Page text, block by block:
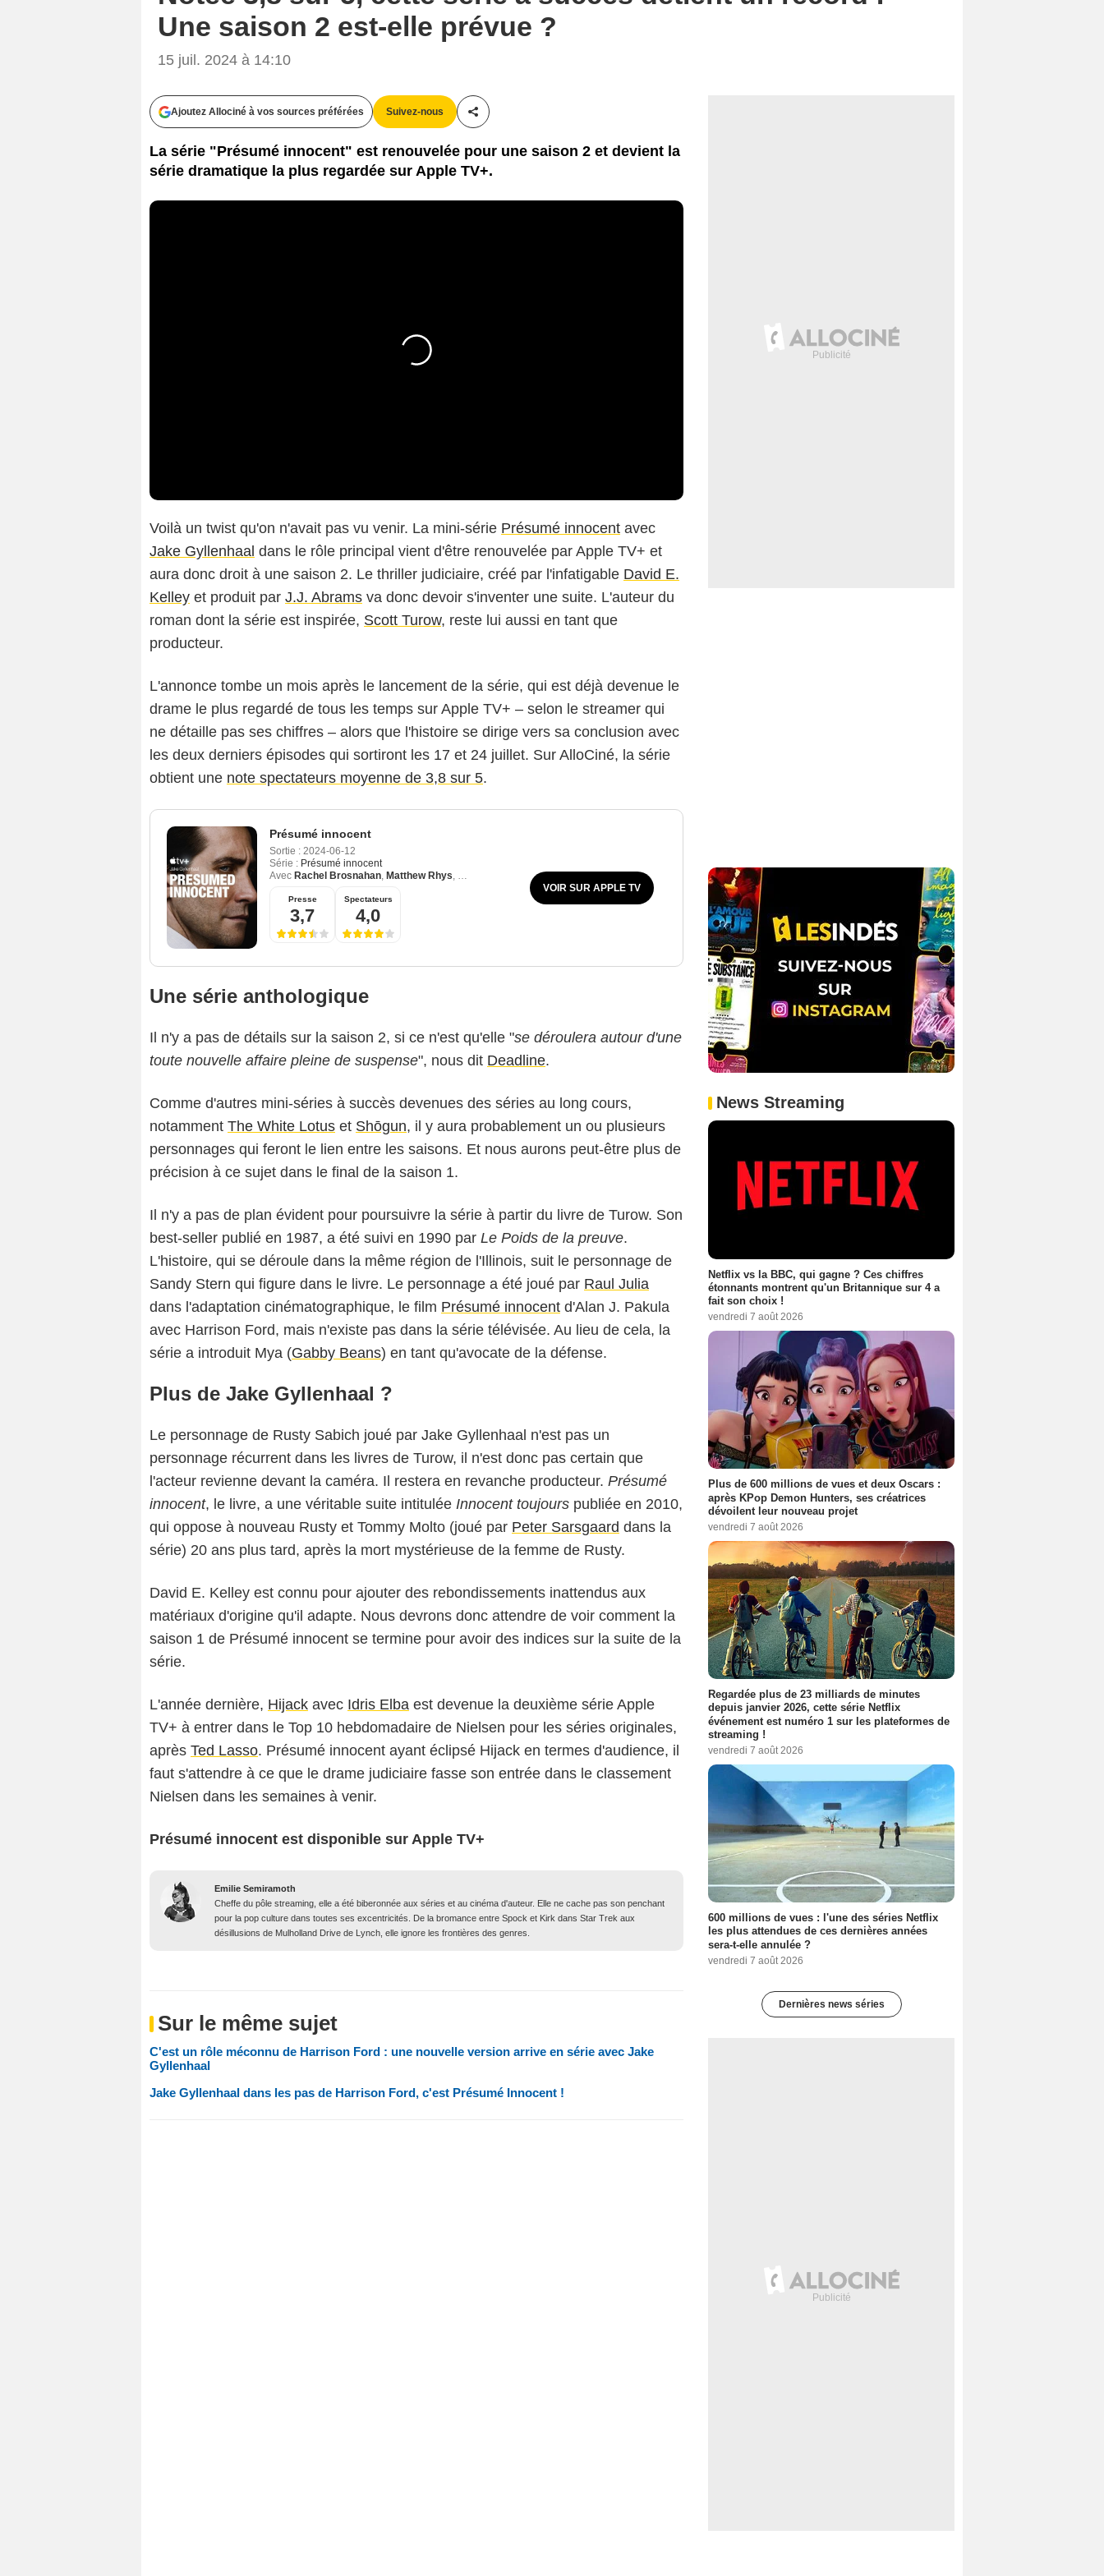
Une saison 2 est-elle prévue ?
15 juil. 2024 à 14:10
Ajoutez Allociné à vos sources préférées Suivez-nous
Partager cet article
La série "Présumé innocent" est renouvelée pour une saison 2 et devient la
série dramatique la plus regardée sur Apple TV+.
Voilà un twist qu'on n'avait pas vu venir. La mini-série Présumé innocent avec
Jake Gyllenhaal dans le rôle principal vient d'être renouvelée par Apple TV+ et
aura donc droit à une saison 2. Le thriller judiciaire, créé par l'infatigable David E.
Kelley et produit par J.J. Abrams va donc devoir s'inventer une suite. L'auteur du
roman dont la série est inspirée, Scott Turow, reste lui aussi en tant que
producteur.
L'annonce tombe un mois après le lancement de la série, qui est déjà devenue le
drame le plus regardé de tous les temps sur Apple TV+ – selon le streamer qui
ne détaille pas ses chiffres – alors que l'histoire se dirige vers sa conclusion avec
les deux derniers épisodes qui sortiront les 17 et 24 juillet. Sur AlloCiné, la série
obtient une note spectateurs moyenne de 3,8 sur 5.
Présumé innocent
Sortie : 2024-06-12
Série : Présumé innocent
Avec Rachel Brosnahan, Matthew Rhys, Jack Reynor
Presse
3,7
Spectateurs
4,0
VOIR SUR APPLE TV
Une série anthologique
Il n'y a pas de détails sur la saison 2, si ce n'est qu'elle "se déroulera autour d'une
toute nouvelle affaire pleine de suspense", nous dit Deadline.
Comme d'autres mini-séries à succès devenues des séries au long cours,
notamment The White Lotus et Shōgun, il y aura probablement un ou plusieurs
personnages qui feront le lien entre les saisons. Et nous aurons peut-être plus de
précision à ce sujet dans le final de la saison 1.
Il n'y a pas de plan évident pour poursuivre la série à partir du livre de Turow. Son
best-seller publié en 1987, a été suivi en 1990 par Le Poids de la preuve.
L'histoire, qui se déroule dans la même région de l'Illinois, suit le personnage de
Sandy Stern qui figure dans le livre. Le personnage a été joué par Raul Julia
dans l'adaptation cinématographique, le film Présumé innocent d'Alan J. Pakula
avec Harrison Ford, mais n'existe pas dans la série télévisée. Au lieu de cela, la
série a introduit Mya (Gabby Beans) en tant qu'avocate de la défense.
Plus de Jake Gyllenhaal ?
Le personnage de Rusty Sabich joué par Jake Gyllenhaal n'est pas un
personnage récurrent dans les livres de Turow, il n'est donc pas certain que
l'acteur revienne devant la caméra. Il restera en revanche producteur. Présumé
innocent, le livre, a une véritable suite intitulée Innocent toujours publiée en 2010,
qui oppose à nouveau Rusty et Tommy Molto (joué par Peter Sarsgaard dans la
série) 20 ans plus tard, après la mort mystérieuse de la femme de Rusty.
David E. Kelley est connu pour ajouter des rebondissements inattendus aux
matériaux d'origine qu'il adapte. Nous devrons donc attendre de voir comment la
saison 1 de Présumé innocent se termine pour avoir des indices sur la suite de la
série.
L'année dernière, Hijack avec Idris Elba est devenue la deuxième série Apple
TV+ à entrer dans le Top 10 hebdomadaire de Nielsen pour les séries originales,
après Ted Lasso. Présumé innocent ayant éclipsé Hijack en termes d'audience, il
faut s'attendre à ce que le drame judiciaire fasse son entrée dans le classement
Nielsen dans les semaines à venir.
Présumé innocent est disponible sur Apple TV+
Emilie Semiramoth
Cheffe du pôle streaming, elle a été biberonnée aux séries et au cinéma d'auteur. Elle ne cache pas son penchant
pour la pop culture dans toutes ses excentricités. De la bromance entre Spock et Kirk dans Star Trek aux
désillusions de Mulholland Drive de Lynch, elle ignore les frontières des genres.
Sur le même sujet
C'est un rôle méconnu de Harrison Ford : une nouvelle version arrive en série avec Jake
Gyllenhaal
Jake Gyllenhaal dans les pas de Harrison Ford, c'est Présumé Innocent !
News Streaming
Netflix vs la BBC, qui gagne ? Ces chiffres
étonnants montrent qu'un Britannique sur 4 a
fait son choix !
vendredi 7 août 2026
Plus de 600 millions de vues et deux Oscars :
après KPop Demon Hunters, ses créatrices
dévoilent leur nouveau projet
vendredi 7 août 2026
Regardée plus de 23 milliards de minutes
depuis janvier 2026, cette série Netflix
événement est numéro 1 sur les plateformes de
streaming !
vendredi 7 août 2026
600 millions de vues : l'une des séries Netflix
les plus attendues de ces dernières années
sera-t-elle annulée ?
vendredi 7 août 2026
Dernières news séries